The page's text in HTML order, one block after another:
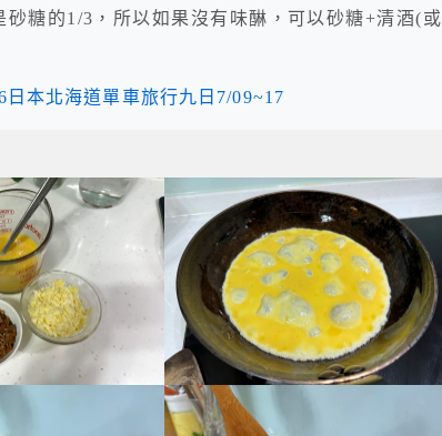
糖的1/3，所以如果沒有味醂，可以砂糖+清酒(或
日本北海道單車旅行九日7/09~17